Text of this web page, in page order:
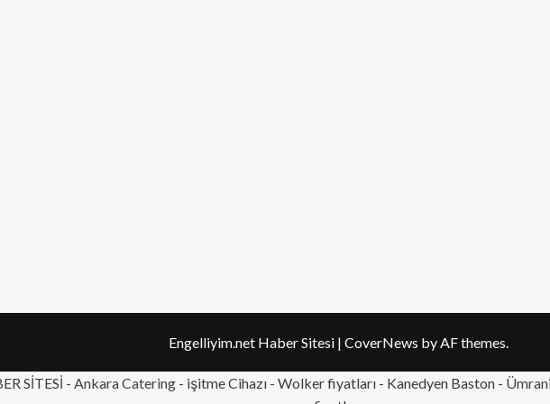
Engelliyim.net Haber Sitesi | CoverNews by AF themes.
SİTESİ - Ankara Catering - işitme Cihazı - Wolker fiyatları - Kanedyen Baston -